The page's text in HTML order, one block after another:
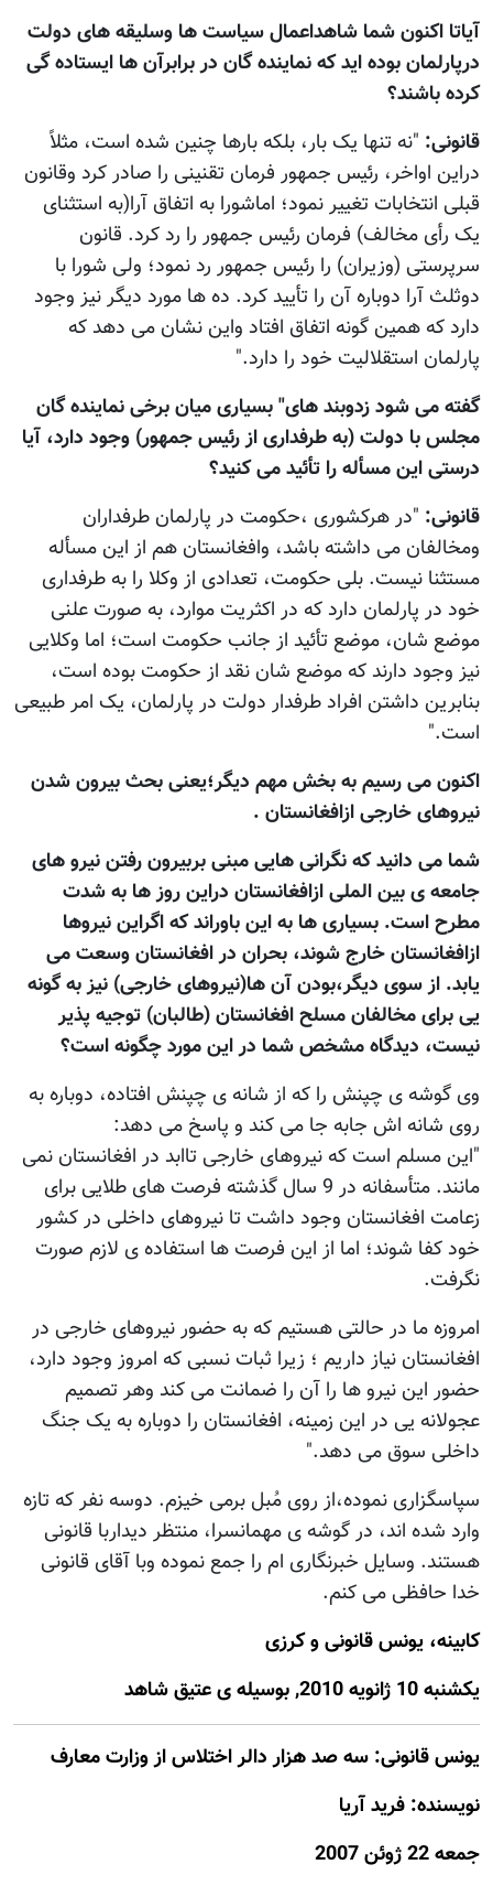
آیاتا اکنون شما شاهداعمال سیاست ها وسلیقه های دولت
درپارلمان بوده اید که نماینده گان در برابرآن ها ایستاده گی
کرده باشند؟
قانونی: "نه تنها یک بار، بلکه بارها چنین شده است، مثلاً
دراین اواخر، رئیس جمهور فرمان تقنینی را صادر کرد وقانون
قبلی انتخابات تغییر نمود؛ اماشورا به اتفاق آرا(به استثنای
یک رأی مخالف) فرمان رئیس جمهور را رد کرد. قانون
سرپرستی (وزیران) را رئیس جمهور رد نمود؛ ولی شورا با
دوثلث آرا دوباره آن را تأیید کرد. ده ها مورد دیگر نیز وجود
دارد که همین گونه اتفاق افتاد واین نشان می دهد که
پارلمان استقلالیت خود را دارد."
گفته می شود زدوبند های" بسیاری میان برخی نماینده گان
مجلس با دولت (به طرفداری از رئیس جمهور) وجود دارد، آیا
درستی این مسأله را تأئید می کنید؟
قانونی: "در هرکشوری ،حکومت در پارلمان طرفداران
ومخالفان می داشته باشد، وافغانستان هم از این مسأله
مستثنا نیست. بلی حکومت، تعدادی از وکلا را به طرفداری
خود در پارلمان دارد که در اکثریت موارد، به صورت علنی
موضع شان، موضع تأئید از جانب حکومت است؛ اما وکلایی
نیز وجود دارند که موضع شان نقد از حکومت بوده است،
بنابرین داشتن افراد طرفدار دولت در پارلمان، یک امر طبیعی
است."
اکنون می رسیم به بخش مهم دیگر؛یعنی بحث بیرون شدن
نیروهای خارجی ازافغانستان .
شما می دانید که نگرانی هایی مبنی بربیرون رفتن نیرو های
جامعه ی بین الملی ازافغانستان دراین روز ها به شدت
مطرح است. بسیاری ها به این باوراند که اگراین نیروها
ازافغانستان خارج شوند، بحران در افغانستان وسعت می
یابد. از سوی دیگر،بودن آن ها(نیروهای خارجی) نیز به گونه
یی برای مخالفان مسلح افغانستان (طالبان) توجیه پذیر
نیست، دیدگاه مشخص شما در این مورد چگونه است؟
وی گوشه ی چپنش را که از شانه ی چپنش افتاده، دوباره به
روی شانه اش جابه جا می کند و پاسخ می دهد:
"این مسلم است که نیروهای خارجی تاابد در افغانستان نمی
مانند. متأسفانه در 9 سال گذشته فرصت های طلایی برای
زعامت افغانستان وجود داشت تا نیروهای داخلی در کشور
خود کفا شوند؛ اما از این فرصت ها استفاده ی لازم صورت
نگرفت.
امروزه ما در حالتی هستیم که به حضور نیروهای خارجی در
افغانستان نیاز داریم ؛ زیرا ثبات نسبی که امروز وجود دارد،
حضور این نیرو ها را آن را ضمانت می کند وهر تصمیم
عجولانه یی در این زمینه، افغانستان را دوباره به یک جنگ
داخلی سوق می دهد."
سپاسگزاری نموده،از روی مُبل برمی خیزم. دوسه نفر که تازه
وارد شده اند، در گوشه ی مهمانسرا، منتظر دیداربا قانونی
هستند. وسایل خبرنگاری ام را جمع نموده وبا آقای قانونی
خدا حافظی می کنم.
کابینه، یونس قانونی و کرزی
يكشنبه 10 ژانويه 2010, بوسيله ى عتيق شاهد
یونس قانونی: سه صد هزار دالر اختلاس از وزارت معارف
نويسنده: فريد آريا
جمعه 22 ژوئن 2007